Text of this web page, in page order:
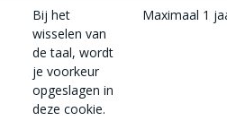
Bij het
wisselen van
de taal, wordt
je voorkeur
opgeslagen in
deze cookie.
Maximaal 1